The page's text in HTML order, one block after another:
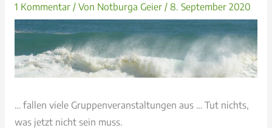
1 Kommentar / Von Notburga Geier / 8. September 2020
… fallen viele Gruppenveranstaltungen aus … Tut nichts,
was jetzt nicht sein muss.